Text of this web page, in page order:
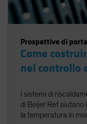
Prospettive di
Come
nel controllo
I sistemi di
di Beijer Ref aiutano
la temperatura in